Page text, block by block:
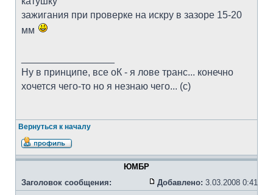
зажигания при проверке на искру в зазоре 15-20
мм
Ну в принципе, все оК - я лове транс... конечно
хочется чего-то но я незнаю чего... (с)
Вернуться к началу
ЮМБР
Заголовок сообщения:
Добавлено: 3.03.2008 0:41